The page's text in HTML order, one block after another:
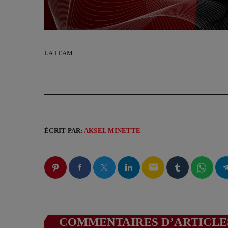
LA TEAM
ÉCRIT PAR: AKSEL MINETTE
email
COMMENTAIRES